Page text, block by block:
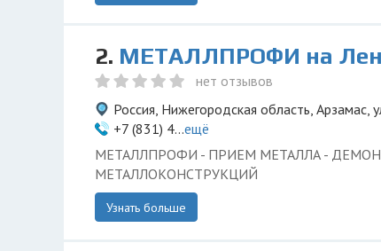
2. МЕТАЛЛПРОФИ на
нет отзывов
Россия, Нижегородская область, Арзамас,
+7 (831) 4...ещё
МЕТАЛЛПРОФИ - ПРИЕМ МЕТАЛЛА -
МЕТАЛЛОКОНСТРУКЦИЙ
Узнать больше